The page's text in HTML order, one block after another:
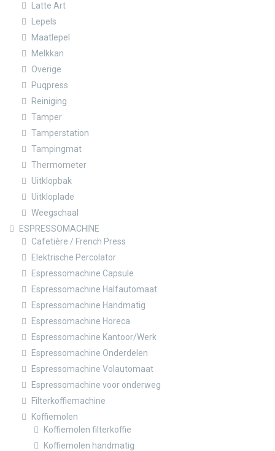
Latte Art
Lepels
Maatlepel
Melkkan
Overige
Puqpress
Reiniging
Tamper
Tamperstation
Tampingmat
Thermometer
Uitklopbak
Uitkloplade
Weegschaal
ESPRESSOMACHINE
Cafetière / French Press
Elektrische Percolator
Espressomachine Capsule
Espressomachine Halfautomaat
Espressomachine Handmatig
Espressomachine Horeca
Espressomachine Kantoor/Werk
Espressomachine Onderdelen
Espressomachine Volautomaat
Espressomachine voor onderweg
Filterkoffiemachine
Koffiemolen
Koffiemolen filterkoffie
Koffiemolen handmatig